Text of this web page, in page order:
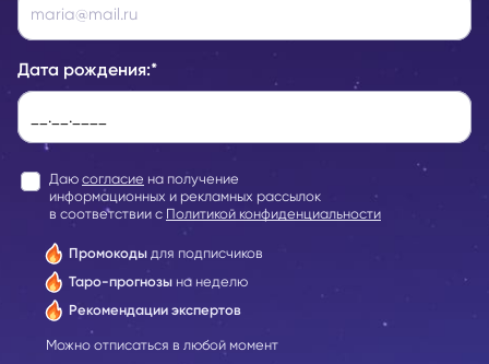
Дата рождения:*
Даю согласие на получение
информационных и рекламных рассылок
в соответствии с Политикой конфиденциальности
Промокоды для подписчиков
Таро-прогнозы на неделю
Рекомендации экспертов
Можно отписаться в любой момент